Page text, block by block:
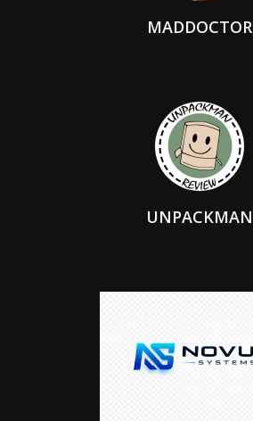
MADDOCTOR
UNPACKMAN